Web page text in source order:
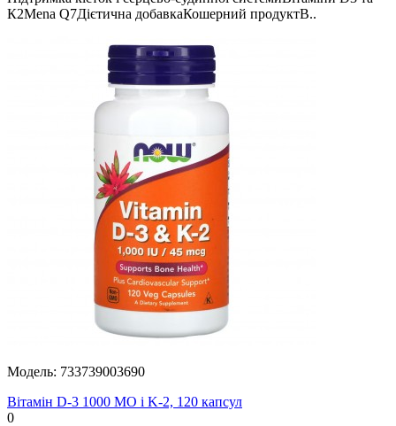
К2Mena Q7Дієтична добавкаКошерний продуктВ..
Модель: 733739003690
Вітамін D-3 1000 МО і K-2, 120 капсул
0